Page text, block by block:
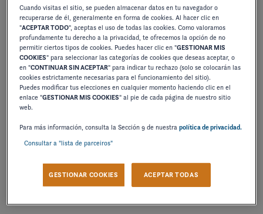
SEGURIDAD EN LAS CURVAS
Cuando visitas el sitio, se pueden almacenar datos en tu navegador o
recuperarse de él, generalmente en forma de cookies. Al hacer clic en
"ACEPTAR TODO", aceptas el uso de todas las cookies. Como valoramos
profundamente tu derecho a la privacidad, te ofrecemos la opción de no
permitir ciertos tipos de cookies. Puedes hacer clic en "GESTIONAR MIS
COOKIES" para seleccionar las categorías de cookies que deseas aceptar, o
en "CONTINUAR SIN ACEPTAR" para indicar tu rechazo (solo se colocarán las
cookies estrictamente necesarias para el funcionamiento del sitio).
Puedes modificar tus elecciones en cualquier momento haciendo clic en el
enlace "GESTIONAR MIS COOKIES" al pie de cada página de nuestro sitio
web.
Para más información, consulta la Sección 9 de nuestrapolítica de privacidad.
Consultar a "lista de parceiros"
GESTIONAR COOKIES ACEPTAR TODAS